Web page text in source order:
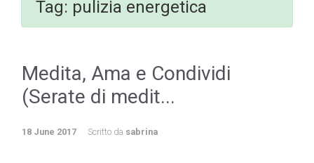
Tag: pulizia energetica
Medita, Ama e Condividi
(Serate di medit...
18 June 2017 Scritto da sabrina